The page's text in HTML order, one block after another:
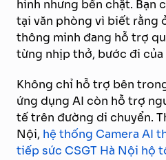
hình nhưng bền chặt. Bạn
tại văn phòng vì biết rằng
thông minh đang hỗ trợ
từng nhịp thở, bước đi
Không chỉ hỗ trợ bên
ứng dụng AI còn hỗ trợ
tế trên đường di chuyển.
Nội, hệ thống Camera AI
tiếp sức CSGT Hà Nội hộ